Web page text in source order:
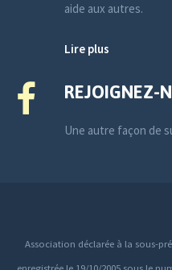
aide aux autres.
Lire plus
REJOIGNEZ-
Une autre façon de
Association déclarée à la sous-